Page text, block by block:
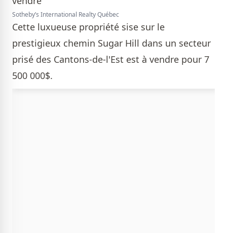
Sotheby’s International Realty Québec
Cette luxueuse propriété sise sur le
prestigieux chemin Sugar Hill dans un secteur
prisé des Cantons-de-l'Est est à vendre pour 7
500 000$.